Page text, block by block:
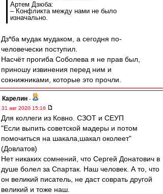
Артем Дзюба:
– Конфликта между нами не было
изначально.
Дз*ба мудак мудаком, а сегодня по-
человечески поступил.
Насчёт прогиба Соболева я не прав был,
приношу извинения перед ним и
сокнижниками, которые это прочли.
Карелин -
31 авг 2020 15:16
Для коллеги из Ковно. СЗОТ и СЕУП
"Если выпить советской мадеры и потом
помочиться на шакала,шакал околеет"
(Довлатов)
Нет никаких сомнений, что Сергей Донатович в
душе болел за Спартак. Наш человек. А то, что
он великий писатель, не даст соврать другой
великий и тоже наш.